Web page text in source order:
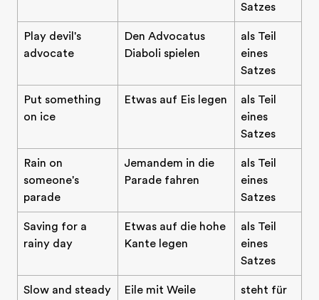
Satzes
Play devil's
advocate
Den Advocatus
Diaboli spielen
als Teil
eines
Satzes
Put something
on ice
Etwas auf Eis legen
als Teil
eines
Satzes
Rain on
someone's
parade
Jemandem in die
Parade fahren
als Teil
eines
Satzes
Saving for a
rainy day
Etwas auf die hohe
Kante legen
als Teil
eines
Satzes
Slow and steady
Eile mit Weile
steht für